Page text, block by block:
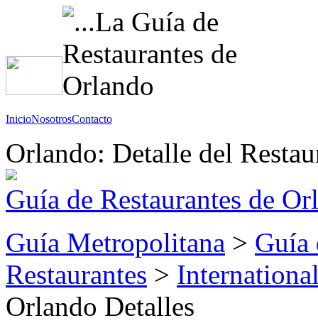
InicioNosotrosContacto
Orlando: Detalle del
Guía de Restaurantes de
Guía Metropolitana > Guía
Restaurantes >
Orlando Detalles